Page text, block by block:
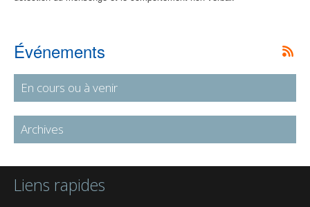
Événements
En cours ou à venir
Archives
Liens rapides